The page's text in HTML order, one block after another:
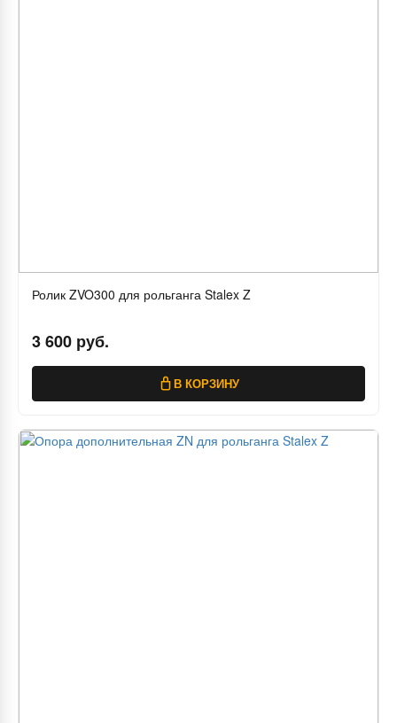
Ролик ZVO300 для рольганга Stalex Z
3 600 руб.
В КОРЗИНУ